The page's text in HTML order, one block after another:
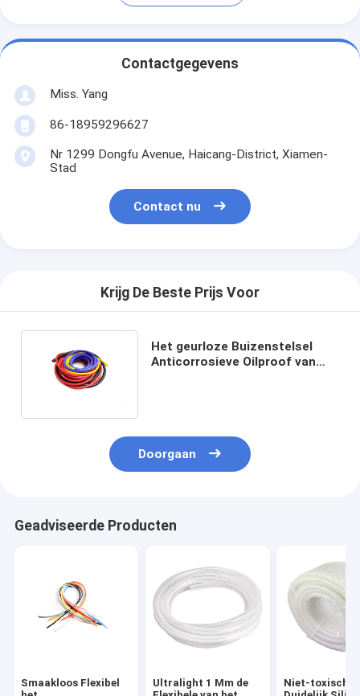
Contactgegevens
Miss. Yang
86-18959296627
Nr 1299 Dongfu Avenue, Haicang-District, Xiamen-
Stad
Contact nu
Krijg De Beste Prijs Voor
Het geurloze Buizenstelsel
Anticorrosieve Oilproof van
Doorgaan
Geadviseerde Producten
Smaakloos Flexibel
Ultralight 1 Mm de
Niet-toxisch